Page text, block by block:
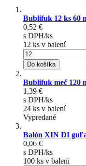
Bublifuk 12 ks 60
0,52 €
s DPH/ks
12 ks v balení
Do košíka
Bublifuk meč 120
1,39 €
s DPH/ks
24 ks v balení
Vypredané
Balón XIN DI
0,06 €
s DPH/ks
100 ks v balení